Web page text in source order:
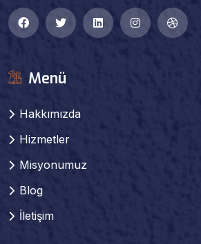
Menü
Hakkımızda
Hizmetler
Misyonumuz
Blog
İletişim